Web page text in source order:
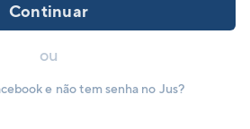
Continuar
ou
e não tem senha no Jus?